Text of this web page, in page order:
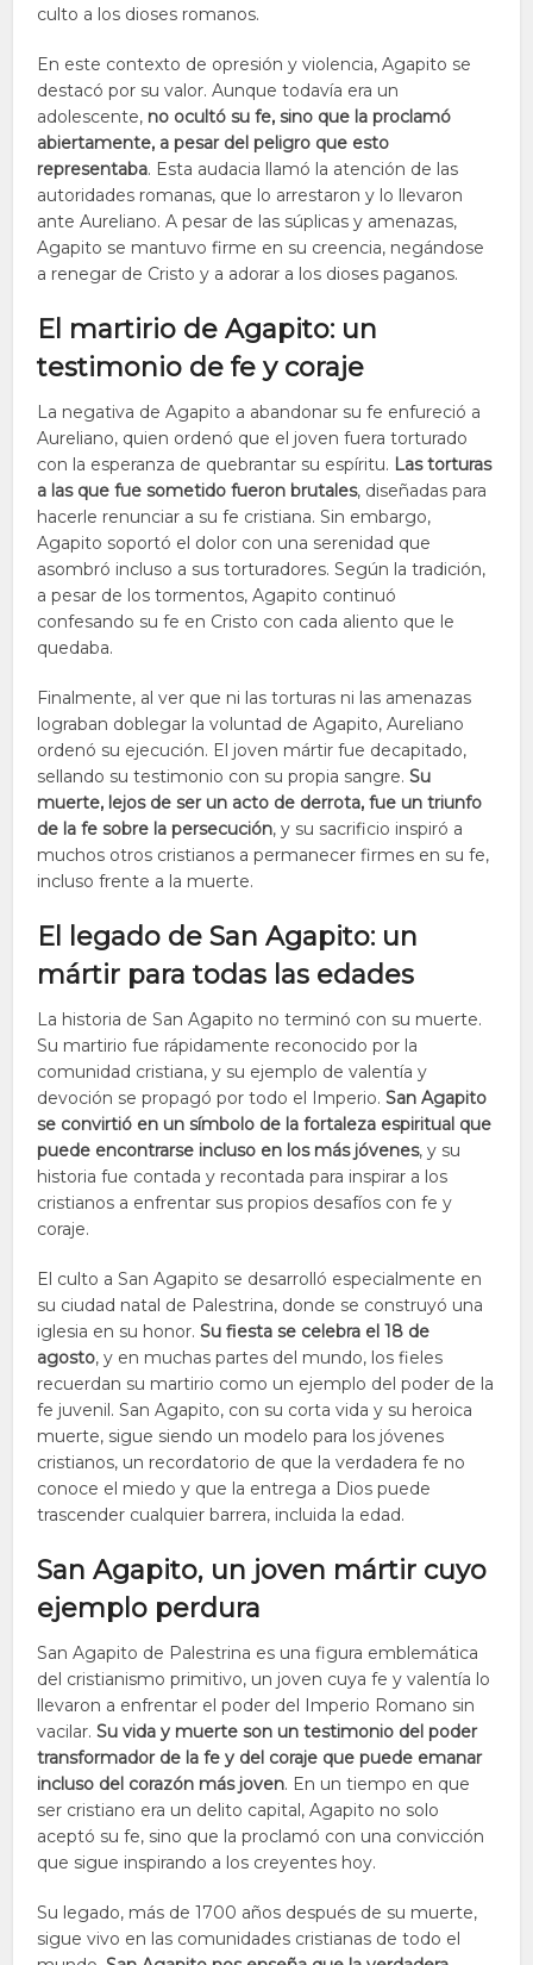
culto a los dioses romanos.
En este contexto de opresión y violencia, Agapito se
destacó por su valor. Aunque todavía era un
adolescente, no ocultó su fe, sino que la proclamó
abiertamente, a pesar del peligro que esto
representaba. Esta audacia llamó la atención de las
autoridades romanas, que lo arrestaron y lo llevaron
ante Aureliano. A pesar de las súplicas y amenazas,
Agapito se mantuvo firme en su creencia, negándose
a renegar de Cristo y a adorar a los dioses paganos.
El martirio de Agapito: un
testimonio de fe y coraje
La negativa de Agapito a abandonar su fe enfureció a
Aureliano, quien ordenó que el joven fuera torturado
con la esperanza de quebrantar su espíritu. Las torturas
a las que fue sometido fueron brutales, diseñadas para
hacerle renunciar a su fe cristiana. Sin embargo,
Agapito soportó el dolor con una serenidad que
asombró incluso a sus torturadores. Según la tradición,
a pesar de los tormentos, Agapito continuó
confesando su fe en Cristo con cada aliento que le
quedaba.
Finalmente, al ver que ni las torturas ni las amenazas
lograban doblegar la voluntad de Agapito, Aureliano
ordenó su ejecución. El joven mártir fue decapitado,
sellando su testimonio con su propia sangre.Su
muerte, lejos de ser un acto de derrota, fue un triunfo
de la fe sobre la persecución, y su sacrificio inspiró a
muchos otros cristianos a permanecer firmes en su fe,
incluso frente a la muerte.
El legado de San Agapito: un
mártir para todas las edades
La historia de San Agapito no terminó con su muerte.
Su martirio fue rápidamente reconocido por la
comunidad cristiana, y su ejemplo de valentía y
devoción se propagó por todo el Imperio.San Agapito
se convirtió en un símbolo de la fortaleza espiritual que
puede encontrarse incluso en los más jóvenes, y su
historia fue contada y recontada para inspirar a los
cristianos a enfrentar sus propios desafíos con fe y
coraje.
El culto a San Agapito se desarrolló especialmente en
su ciudad natal de Palestrina, donde se construyó una
iglesia en su honor.Su fiesta se celebra el 18 de
agosto, y en muchas partes del mundo, los fieles
recuerdan su martirio como un ejemplo del poder de la
fe juvenil. San Agapito, con su corta vida y su heroica
muerte, sigue siendo un modelo para los jóvenes
cristianos, un recordatorio de que la verdadera fe no
conoce el miedo y que la entrega a Dios puede
trascender cualquier barrera, incluida la edad.
San Agapito, un joven mártir cuyo
ejemplo perdura
San Agapito de Palestrina es una figura emblemática
del cristianismo primitivo, un joven cuya fe y valentía lo
llevaron a enfrentar el poder del Imperio Romano sin
vacilar.Su vida y muerte son un testimonio del poder
transformador de la fe y del coraje que puede emanar
incluso del corazón más joven. En un tiempo en que
ser cristiano era un delito capital, Agapito no solo
aceptó su fe, sino que la proclamó con una convicción
que sigue inspirando a los creyentes hoy.
Su legado, más de 1700 años después de su muerte,
sigue vivo en las comunidades cristianas de todo el